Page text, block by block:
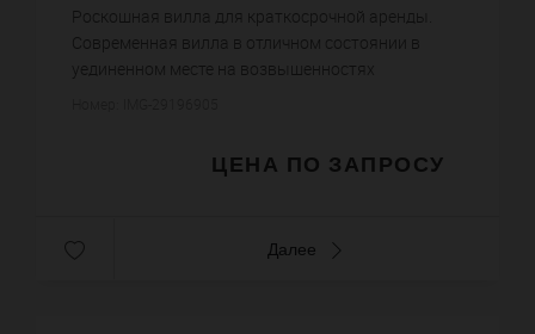
Роскошная вилла для краткосрочной аренды.
Современная вилла в отличном состоянии в
уединенном месте на возвышенностях
ЦЕНА ПО ЗАПРОСУ
Далее